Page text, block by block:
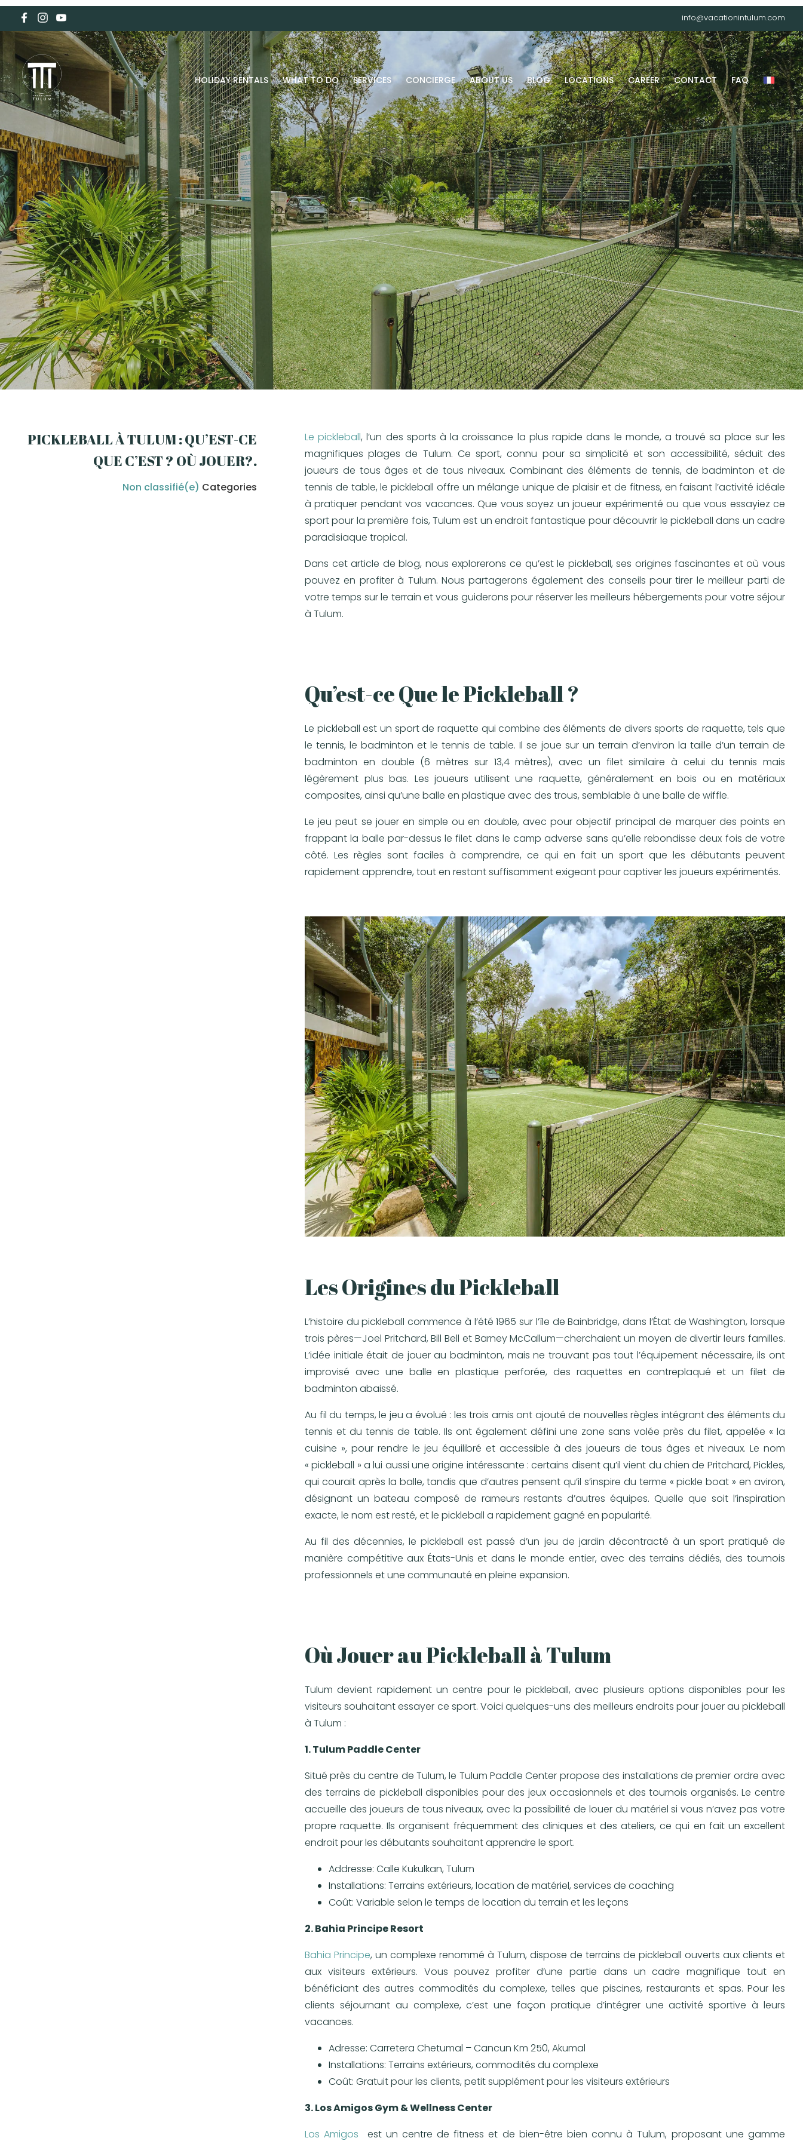
info@vacationintulum.com
HOLIDAY RENTALS WHAT TO DO SERVICES CONCIERGE ABOUT US BLOG LOCATIONS CAREER CONTACT FAQ
PICKLEBALL À TULUM : QU’EST-CE
QUE C’EST ? OÙ JOUER?.
Non classifié(e) Categories
Le pickleball, l’un des sports à la croissance la plus rapide dans le monde, a trouvé sa place sur les
magnifiques plages de Tulum. Ce sport, connu pour sa simplicité et son accessibilité, séduit des
joueurs de tous âges et de tous niveaux. Combinant des éléments de tennis, de badminton et de
tennis de table, le pickleball offre un mélange unique de plaisir et de fitness, en faisant l’activité idéale
à pratiquer pendant vos vacances. Que vous soyez un joueur expérimenté ou que vous essayiez ce
sport pour la première fois, Tulum est un endroit fantastique pour découvrir le pickleball dans un cadre
paradisiaque tropical.
Dans cet article de blog, nous explorerons ce qu’est le pickleball, ses origines fascinantes et où vous
pouvez en profiter à Tulum. Nous partagerons également des conseils pour tirer le meilleur parti de
votre temps sur le terrain et vous guiderons pour réserver les meilleurs hébergements pour votre séjour
à Tulum.
Qu’est-ce Que le Pickleball ?
Le pickleball est un sport de raquette qui combine des éléments de divers sports de raquette, tels que
le tennis, le badminton et le tennis de table. Il se joue sur un terrain d’environ la taille d’un terrain de
badminton en double (6 mètres sur 13,4 mètres), avec un filet similaire à celui du tennis mais
légèrement plus bas. Les joueurs utilisent une raquette, généralement en bois ou en matériaux
composites, ainsi qu’une balle en plastique avec des trous, semblable à une balle de wiffle.
Le jeu peut se jouer en simple ou en double, avec pour objectif principal de marquer des points en
frappant la balle par-dessus le filet dans le camp adverse sans qu’elle rebondisse deux fois de votre
côté. Les règles sont faciles à comprendre, ce qui en fait un sport que les débutants peuvent
rapidement apprendre, tout en restant suffisamment exigeant pour captiver les joueurs expérimentés.
Les Origines du Pickleball
L’histoire du pickleball commence à l’été 1965 sur l’île de Bainbridge, dans l’État de Washington, lorsque
trois pères—Joel Pritchard, Bill Bell et Barney McCallum—cherchaient un moyen de divertir leurs familles.
L’idée initiale était de jouer au badminton, mais ne trouvant pas tout l’équipement nécessaire, ils ont
improvisé avec une balle en plastique perforée, des raquettes en contreplaqué et un filet de
badminton abaissé.
Au fil du temps, le jeu a évolué : les trois amis ont ajouté de nouvelles règles intégrant des éléments du
tennis et du tennis de table. Ils ont également défini une zone sans volée près du filet, appelée « la
cuisine », pour rendre le jeu équilibré et accessible à des joueurs de tous âges et niveaux. Le nom
« pickleball » a lui aussi une origine intéressante : certains disent qu’il vient du chien de Pritchard, Pickles,
qui courait après la balle, tandis que d’autres pensent qu’il s’inspire du terme « pickle boat » en aviron,
désignant un bateau composé de rameurs restants d’autres équipes. Quelle que soit l’inspiration
exacte, le nom est resté, et le pickleball a rapidement gagné en popularité.
Au fil des décennies, le pickleball est passé d’un jeu de jardin décontracté à un sport pratiqué de
manière compétitive aux États-Unis et dans le monde entier, avec des terrains dédiés, des tournois
professionnels et une communauté en pleine expansion.
Où Jouer au Pickleball à Tulum
Tulum devient rapidement un centre pour le pickleball, avec plusieurs options disponibles pour les
visiteurs souhaitant essayer ce sport. Voici quelques-uns des meilleurs endroits pour jouer au pickleball
à Tulum :
1. Tulum Paddle Center
Situé près du centre de Tulum, le Tulum Paddle Center propose des installations de premier ordre avec
des terrains de pickleball disponibles pour des jeux occasionnels et des tournois organisés. Le centre
accueille des joueurs de tous niveaux, avec la possibilité de louer du matériel si vous n’avez pas votre
propre raquette. Ils organisent fréquemment des cliniques et des ateliers, ce qui en fait un excellent
endroit pour les débutants souhaitant apprendre le sport.
Addresse: Calle Kukulkan, Tulum
Installations: Terrains extérieurs, location de matériel, services de coaching
Coût: Variable selon le temps de location du terrain et les leçons
2. Bahia Principe Resort
Bahia Principe, un complexe renommé à Tulum, dispose de terrains de pickleball ouverts aux clients et
aux visiteurs extérieurs. Vous pouvez profiter d’une partie dans un cadre magnifique tout en
bénéficiant des autres commodités du complexe, telles que piscines, restaurants et spas. Pour les
clients séjournant au complexe, c’est une façon pratique d’intégrer une activité sportive à leurs
vacances.
Adresse: Carretera Chetumal – Cancun Km 250, Akumal
Installations: Terrains extérieurs, commodités du complexe
Coût: Gratuit pour les clients, petit supplément pour les visiteurs extérieurs
3. Los Amigos Gym & Wellness Center
Los Amigos est un centre de fitness et de bien-être bien connu à Tulum, proposant une gamme